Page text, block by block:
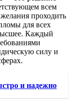
всем
проходить
для всех
Каждый
силу и
и надежно